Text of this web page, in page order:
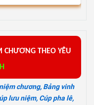
CHƯƠNG THEO YÊU
chương, Bảng vinh
lưu niệm, Cúp pha lê,